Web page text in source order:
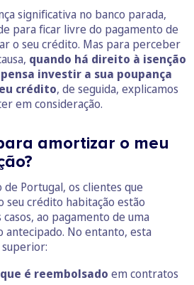
significativa no banco parada,
para ficar livre do pagamento de
o seu crédito. Mas para perceber
quando há direito à isenção
investir a sua poupança
crédito, de seguida, explicamos
em consideração.
amortizar o meu
de Portugal, os clientes que
crédito habitação estão
ao pagamento de uma
antecipado. No entanto, esta
é reembolsado em contratos